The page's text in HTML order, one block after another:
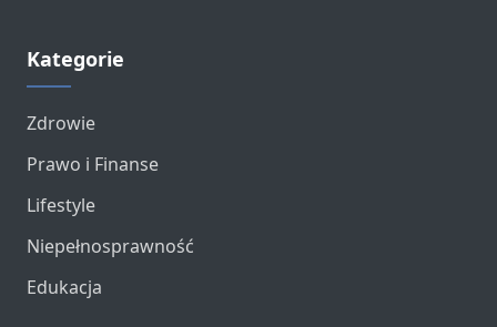
Kategorie
Zdrowie
Prawo i Finanse
Lifestyle
Niepełnosprawność
Edukacja